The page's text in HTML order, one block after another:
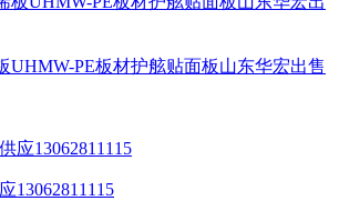
UHMW-PE板材护舷贴面板山东华宏出售
13062811115